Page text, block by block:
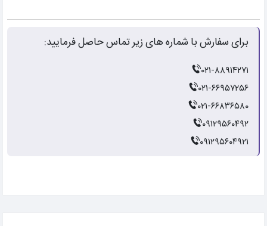
برای سفارش با شماره های زیر تماس حاصل فرمایید:
۰۲۱-۸۸۹۱۴۲۷۱
۰۲۱-۶۶۹۵۷۲۵۶
۰۲۱-۶۶۸۳۶۵۸۰
۰۹۱۲۹۵۶۰۴۹۲
۰۹۱۲۹۵۶۰۴۹۲۱